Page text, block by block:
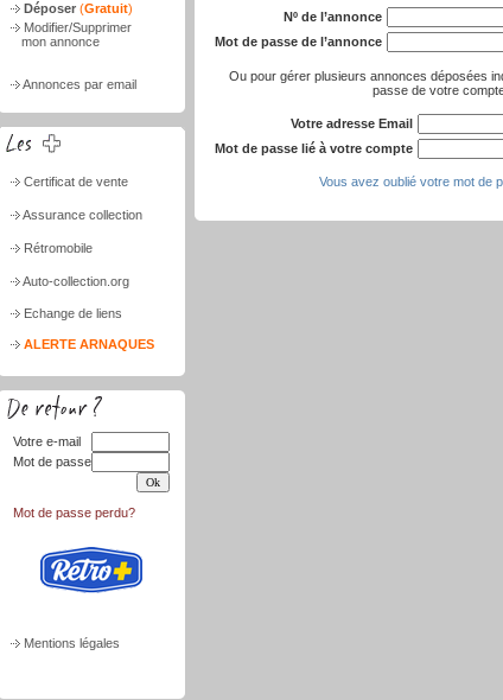
Déposer (Gratuit)
Modifier/Supprimer
mon annonce
Annonces par email
Certificat de vente
Assurance collection
Rétromobile
Auto-collection.org
Echange de liens
ALERTE ARNAQUES
Votre e-mail
Mot de passe
Mot de passe perdu?
Mentions légales
Nº de l’annonce
Mot de passe de l’annonce
Ou pour gérer plusieurs annonces déposées
passe de votre
Votre adresse Email
Mot de passe lié à votre compte
Vous avez oublié votre mot de